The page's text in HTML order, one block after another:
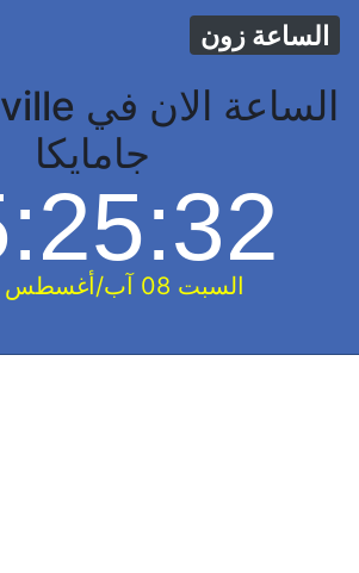
الساعة زون
جامايكا
السبت 08 آب/أغسطس 2026